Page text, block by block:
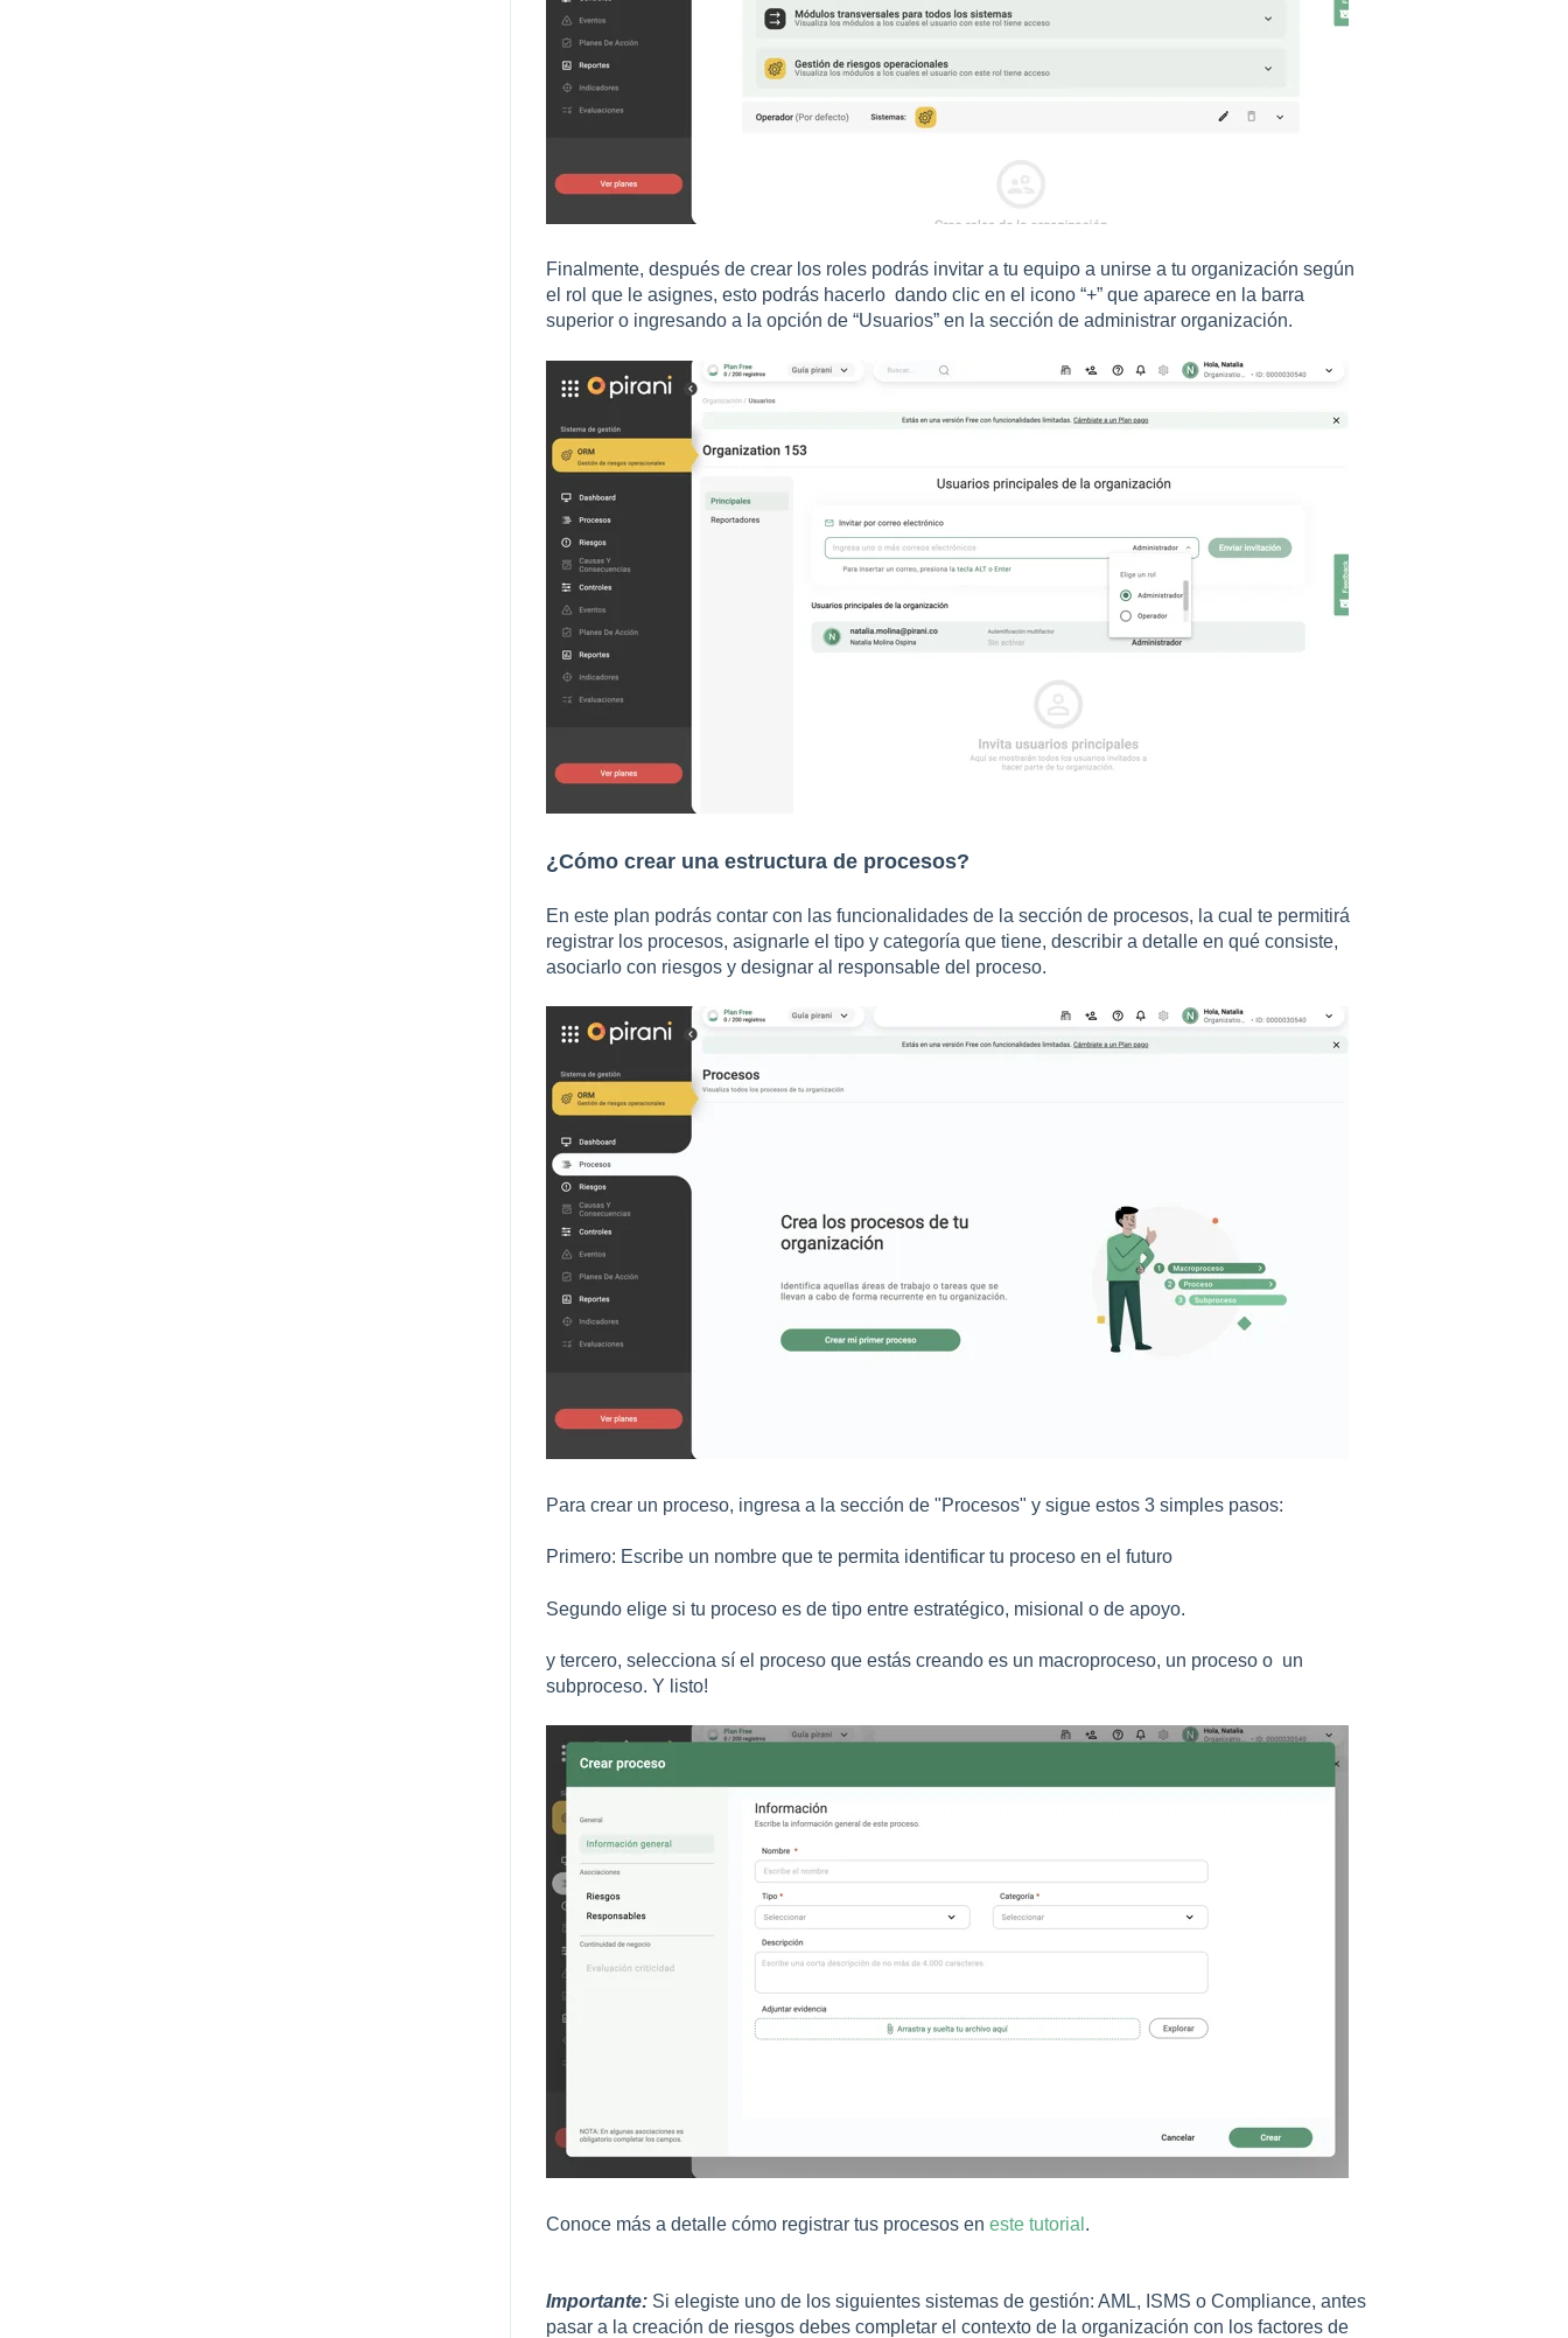
Finalmente, después de crear los roles podrás invitar a tu equipo a unirse a tu organización según
el rol que le asignes, esto podrás hacerlo dando clic en el icono “+” que aparece en la barra
superior o ingresando a la opción de “Usuarios” en la sección de administrar organización.
¿Cómo crear una estructura de procesos?
En este plan podrás contar con las funcionalidades de la sección de procesos, la cual te permitirá
registrar los procesos, asignarle el tipo y categoría que tiene, describir a detalle en qué consiste,
asociarlo con riesgos y designar al responsable del proceso.
Para crear un proceso, ingresa a la sección de "Procesos" y sigue estos 3 simples pasos:
Primero: Escribe un nombre que te permita identificar tu proceso en el futuro
Segundo elige si tu proceso es de tipo entre estratégico, misional o de apoyo.
y tercero, selecciona sí el proceso que estás creando es un macroproceso, un proceso o un
subproceso. Y listo!
Conoce más a detalle cómo registrar tus procesos en este tutorial .
Importante:Si elegiste uno de los siguientes sistemas de gestión: AML, ISMS o Compliance, antes
pasar a la creación de riesgos debes completar el contexto de la organización con los factores de